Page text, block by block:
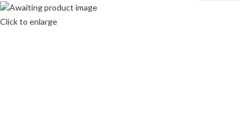
Click to enlarge